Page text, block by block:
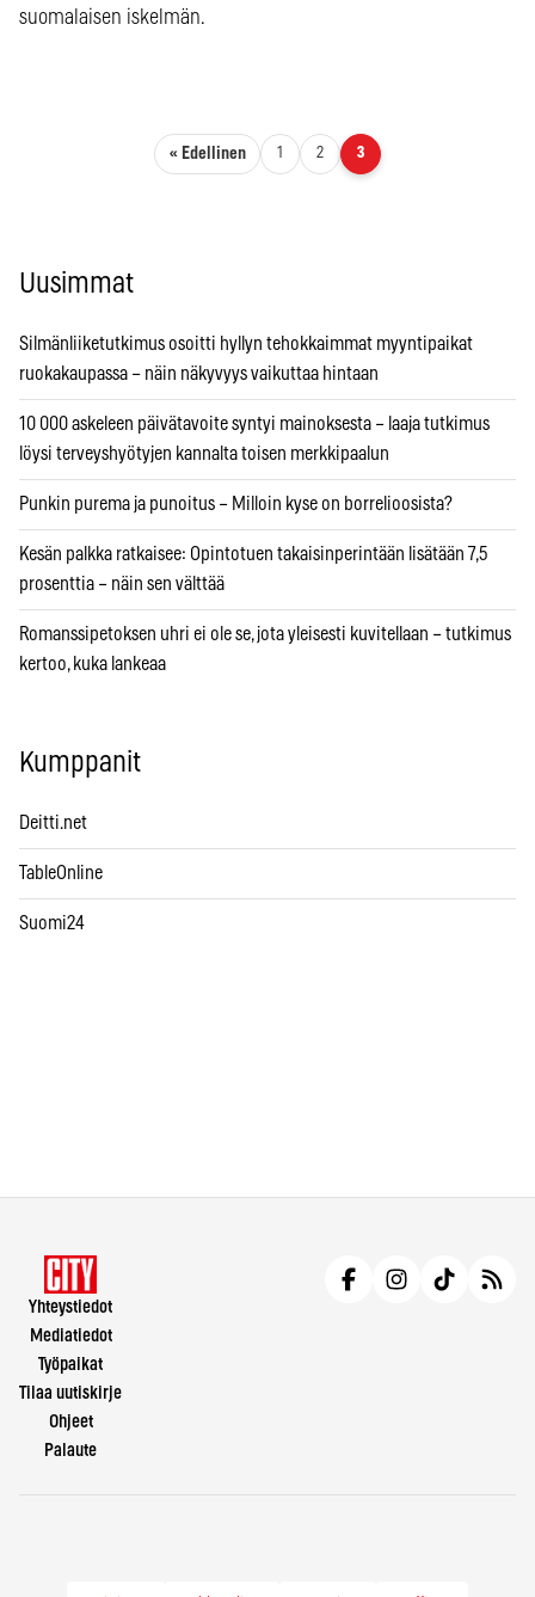
suomalaisen iskelmän.
Artikkelien sivutus
« Edellinen 1 2 3
Uusimmat
Silmänliiketutkimus osoitti hyllyn tehokkaimmat myyntipaikat
ruokakaupassa – näin näkyvyys vaikuttaa hintaan
10 000 askeleen päivätavoite syntyi mainoksesta – laaja tutkimus
löysi terveyshyötyjen kannalta toisen merkkipaalun
Punkin purema ja punoitus – Milloin kyse on borrelioosista?
Kesän palkka ratkaisee: Opintotuen takaisinperintään lisätään 7,5
prosenttia – näin sen välttää
Romanssipetoksen uhri ei ole se, jota yleisesti kuvitellaan – tutkimus
kertoo, kuka lankeaa
Kumppanit
Deitti.net
TableOnline
Suomi24
Yhteystiedot
Mediatiedot
Työpaikat
Tilaa uutiskirje
Ohjeet
Palaute